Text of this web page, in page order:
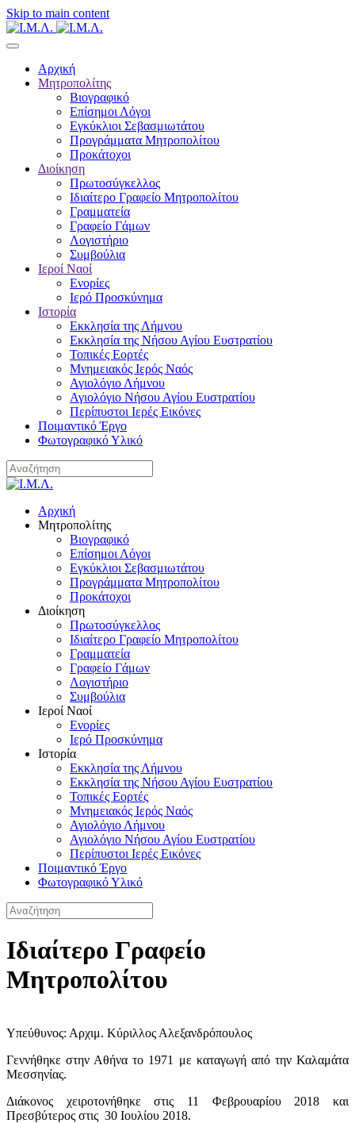
Skip to main content
Αρχική
Μητροπολίτης
Βιογραφικό
Επίσημοι Λόγοι
Εγκύκλιοι Σεβασμιωτάτου
Προγράμματα Μητροπολίτου
Προκάτοχοι
Διοίκηση
Πρωτοσύγκελλος
Ιδιαίτερο Γραφείο Μητροπολίτου
Γραμματεία
Γραφείο Γάμων
Λογιστήριο
Συμβούλια
Ιεροί Ναοί
Ενορίες
Ιερό Προσκύνημα
Ιστορία
Εκκλησία της Λήμνου
Εκκλησία της Νήσου Αγίου Ευστρατίου
Τοπικές Εορτές
Μνημειακός Ιερός Ναός
Αγιολόγιο Λήμνου
Αγιολόγιο Νήσου Αγίου Ευστρατίου
Περίπυστοι Ιερές Εικόνες
Ποιμαντικό Έργο
Φωτογραφικό Υλικό
Αρχική
Μητροπολίτης
Βιογραφικό
Επίσημοι Λόγοι
Εγκύκλιοι Σεβασμιωτάτου
Προγράμματα Μητροπολίτου
Προκάτοχοι
Διοίκηση
Πρωτοσύγκελλος
Ιδιαίτερο Γραφείο Μητροπολίτου
Γραμματεία
Γραφείο Γάμων
Λογιστήριο
Συμβούλια
Ιεροί Ναοί
Ενορίες
Ιερό Προσκύνημα
Ιστορία
Εκκλησία της Λήμνου
Εκκλησία της Νήσου Αγίου Ευστρατίου
Τοπικές Εορτές
Μνημειακός Ιερός Ναός
Αγιολόγιο Λήμνου
Αγιολόγιο Νήσου Αγίου Ευστρατίου
Περίπυστοι Ιερές Εικόνες
Ποιμαντικό Έργο
Φωτογραφικό Υλικό
Ιδιαίτερο Γραφείο
Μητροπολίτου
Υπεύθυνος: Αρχιμ. Κύριλλος Αλεξανδρόπουλος
Γεννήθηκε στην Αθήνα το 1971 με καταγωγή από την Καλαμάτα
Μεσσηνίας.
Διάκονος χειροτονήθηκε στις 11 Φεβρουαρίου 2018 και
Πρεσβύτερος στις 30 Ιουλίου 2018.